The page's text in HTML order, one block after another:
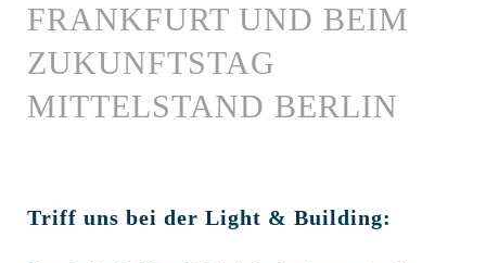
FRANKFURT UND BEIM
ZUKUNFTSTAG
MITTELSTAND BERLIN
Triff uns bei der Light & Building: